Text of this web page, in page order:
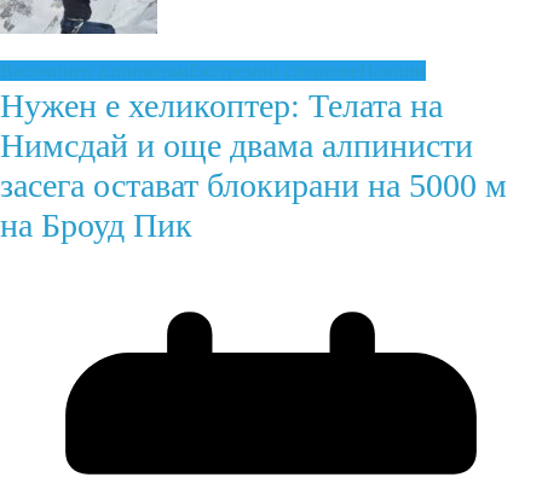
Височинен алпинизъмЕкстремни спортовеНовини
Нужен е хеликоптер: Телата на
Нимсдай и още двама алпинисти
засега остават блокирани на 5000 м
на Броуд Пик